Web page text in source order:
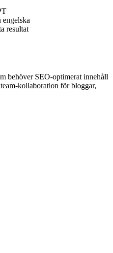
engelska
resultat
behöver SEO-optimerat innehåll
kollaboration för bloggar,